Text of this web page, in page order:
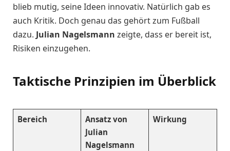
blieb mutig, seine Ideen innovativ. Natürlich gab es
auch Kritik. Doch genau das gehört zum Fußball
dazu. Julian Nagelsmann zeigte, dass er bereit ist,
Risiken einzugehen.
Taktische Prinzipien im Überblick
Bereich
Ansatz von
Julian
Nagelsmann
Wirkung